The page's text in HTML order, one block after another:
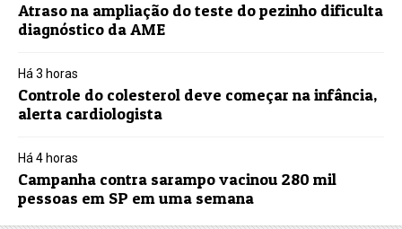
Atraso na ampliação do teste do pezinho dificulta
diagnóstico da AME
Há 3 horas
Controle do colesterol deve começar na infância,
alerta cardiologista
Há 4 horas
Campanha contra sarampo vacinou 280 mil
pessoas em SP em uma semana